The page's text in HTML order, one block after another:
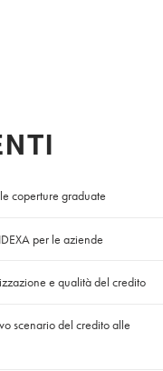
coperture graduate
per le aziende
e qualità del credito
scenario del credito alle